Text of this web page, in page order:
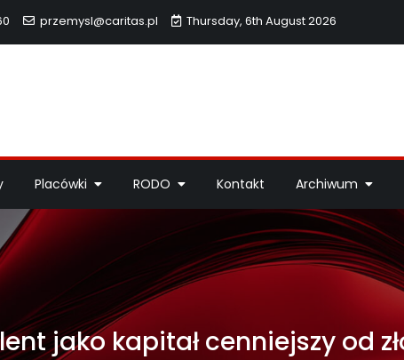
przemysl@caritas.pl Thursday, 6th August 2026
Placówki RODO Kontakt Archiwum
jako kapitał cenniejszy od